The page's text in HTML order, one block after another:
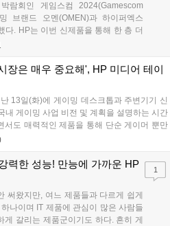
람회인 게임스컴 2024(Gamescom
브랜드 오멘(OMEN)과 하이퍼엑스
다. HP는 이번 신제품을 통해 한 층 더
이며 혁신적인 맞춤형 게이밍 PC 환경
장은 매우 중요해', HP 미디어 테이
13일(화)에 게이밍 데스크톱과 주변기기 신
내 게이밍 사업 비전 및 계획을 설명하는 시간
서도 매력적인 제품을 통해 단순 게이머 뿐만
등 다양한 직업군의 사람에게 어필할 수 있
력한 성능! 만능에 가까운 HP
써왔지만, 여느 제품들과 다르게 쉽게
나이며 IT 제품에 관심이 많은 사람들
게 갈리는 제품군이기도 하다. 흔히 게
1